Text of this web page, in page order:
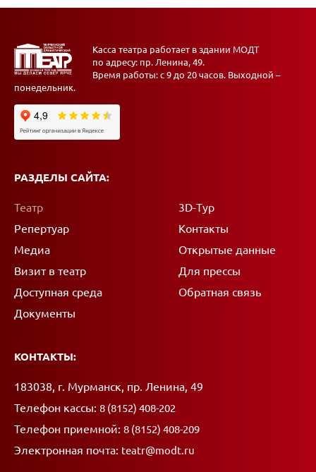
Касса театра работает в здании МОДТ
по адресу: пр. Ленина, 49.
Время работы: с 9 до 20 часов. Выходной –
понедельник.
РАЗДЕЛЫ САЙТА:
Театр
Репертуар
Медиа
Визит в театр
Доступная среда
Документы
3D-Тур
Контакты
Открытые данные
Для прессы
Обратная связь
КОНТАКТЫ:
Адрес:
183038, г. Мурманск, пр. Ленина, 49
Телефон кассы: 8 (8152) 408-202
Телефон приемной: 8 (8152) 408-209
Электронная почта: teatr@modt.ru